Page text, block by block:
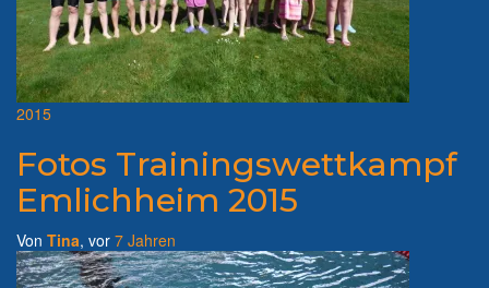
2015
Fotos Trainingswettkampf
Emlichheim 2015
Von Tina, vor 7 Jahren